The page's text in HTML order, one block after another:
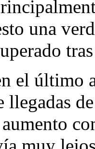
una
el último
llegadas